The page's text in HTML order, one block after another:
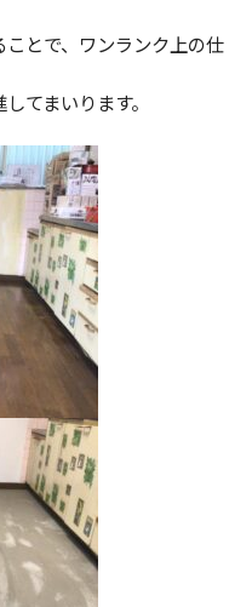
とで、ワンランク上の仕
てまいります。